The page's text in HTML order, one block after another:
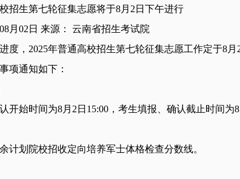
招生第七轮征集志愿将于8月2日下午进行
月02日 来源： 云南省招生考试院
度，2025年普通高校招生第七轮征集志愿工作定于8
项通知如下：
开始时间为8月2日15:00，考生填报、确认截止时间为8
计划院校招收定向培养军士体格检查分数线。